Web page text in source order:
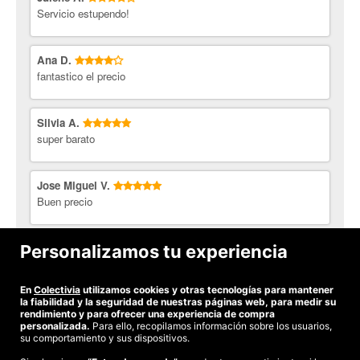
Servicio estupendo!
Ana D.
fantastico el precio
Silvia A.
super barato
Jose Miguel V.
Buen precio
Cristina L.
Ver todas las opiniones
Personalizamos tu experiencia
En Colectivia utilizamos cookies y otras tecnologías para mantener
la fiabilidad y la seguridad de nuestras páginas web, para medir su
rendimiento y para ofrecer una experiencia de compra
personalizada. Para ello, recopilamos información sobre los usuarios,
su comportamiento y sus dispositivos.